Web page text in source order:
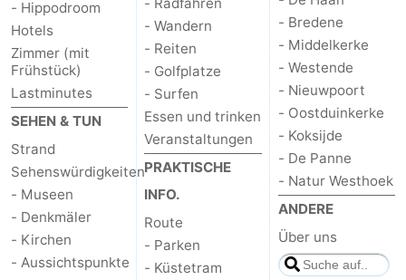
- Hippodroom
Hotels
Zimmer (mit
Frühstück)
Lastminutes
SEHEN & TUN
Strand
Sehenswürdigkeiten
- Museen
- Denkmäler
- Kirchen
- Aussichtspunkte
- Wandern
- Reiten
- Golfplatze
- Surfen
Essen und trinken
Veranstaltungen
PRAKTISCHE
INFO.
Route
- Parken
- Küstetram
- Bredene
- Middelkerke
- Westende
- Nieuwpoort
- Oostduinkerke
- Koksijde
- De Panne
- Natur Westhoek
ANDERE
Über uns